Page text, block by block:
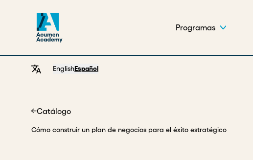
Programas
EnglishEspañol
Catálogo
Cómo construir un plan de negocios para el éxito estratégico